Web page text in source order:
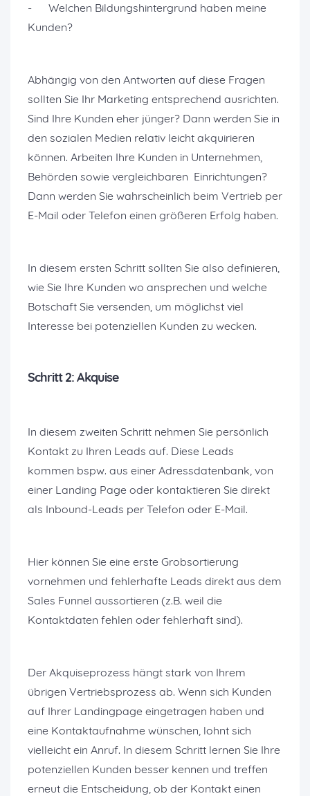
- Welchen Bildungshintergrund haben meine
Kunden?
Abhängig von den Antworten auf diese Fragen
sollten Sie Ihr Marketing entsprechend ausrichten.
Sind Ihre Kunden eher jünger? Dann werden Sie in
den sozialen Medien relativ leicht akquirieren
können. Arbeiten Ihre Kunden in Unternehmen,
Behörden sowie vergleichbaren Einrichtungen?
Dann werden Sie wahrscheinlich beim Vertrieb per
E-Mail oder Telefon einen größeren Erfolg haben.
In diesem ersten Schritt sollten Sie also definieren,
wie Sie Ihre Kunden wo ansprechen und welche
Botschaft Sie versenden, um möglichst viel
Interesse bei potenziellen Kunden zu wecken.
Schritt 2: Akquise
In diesem zweiten Schritt nehmen Sie persönlich
Kontakt zu Ihren Leads auf. Diese Leads
kommen bspw. aus einer Adressdatenbank, von
einer Landing Page oder kontaktieren Sie direkt
als Inbound-Leads per Telefon oder E-Mail.
Hier können Sie eine erste Grobsortierung
vornehmen und fehlerhafte Leads direkt aus dem
Sales Funnel aussortieren (z.B. weil die
Kontaktdaten fehlen oder fehlerhaft sind).
Der Akquiseprozess hängt stark von Ihrem
übrigen Vertriebsprozess ab. Wenn sich Kunden
auf Ihrer Landingpage eingetragen haben und
eine Kontaktaufnahme wünschen, lohnt sich
vielleicht ein Anruf. In diesem Schritt lernen Sie Ihre
potenziellen Kunden besser kennen und treffen
erneut die Entscheidung, ob der Kontakt einen